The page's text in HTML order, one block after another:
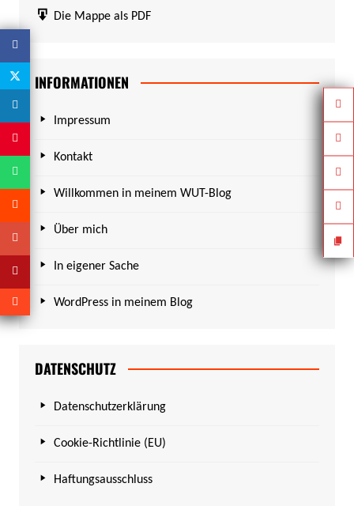
Die Mappe als PDF
INFORMATIONEN
Impressum
Kontakt
Willkommen in meinem WUT-Blog
Über mich
In eigener Sache
WordPress in meinem Blog
DATENSCHUTZ
Datenschutzerklärung
Cookie-Richtlinie (EU)
Haftungsausschluss